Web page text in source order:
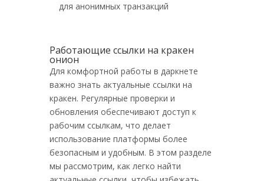
для анонимных транзакций
Работающие ссылки на кракен
онион
Для комфортной работы в даркнете
важно знать актуальные ссылки на
кракен. Регулярные проверки и
обновления обеспечивают доступ к
рабочим ссылкам, что делает
использование платформы более
безопасным и удобным. В этом разделе
мы рассмотрим, как легко найти